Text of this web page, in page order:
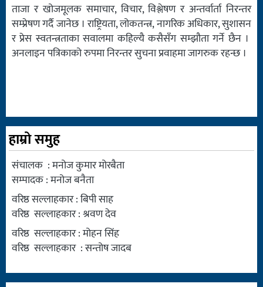
ताजा र खोजमूलक समाचार, विचार, विश्लेषण र अन्तर्वार्ता निरन्तर
सम्प्रेषण गर्दै जानेछ । राष्ट्रियता, लोकतन्त्र, नागरिक अधिकार, सुशासन
र प्रेस स्वतन्त्रताका सवालमा कहिल्यै कसैसँग सम्झौता गर्ने छैन ।
अनलाइन पत्रिकाको रुपमा निरन्तर सुचना प्रवाहमा जागरुक रहन्छ ।
हाम्रो समुह
संचालक : मनोज कुमार मोरबैता
सम्पादक : मनोज बनैता
वरिष्ठ सल्लाहकार : बिपी साह
वरिष्ठ सल्लाहकार : श्रवण देव
वरिष्ठ सल्लाहकार : मोहन सिंह
वरिष्ठ सल्लाहकार : सन्तोष जादब